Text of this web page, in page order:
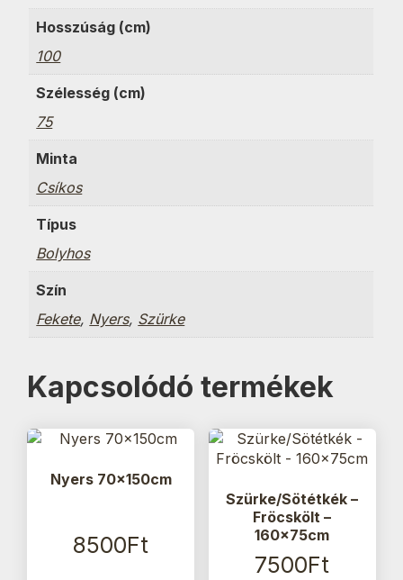
Hosszúság (cm)
100
Szélesség (cm)
75
Minta
Csíkos
Típus
Bolyhos
Szín
Fekete, Nyers, Szürke
Kapcsolódó termékek
Nyers 70x150cm
8500Ft
Szürke/Sötétkék –
Fröcskölt –
160x75cm
7500Ft